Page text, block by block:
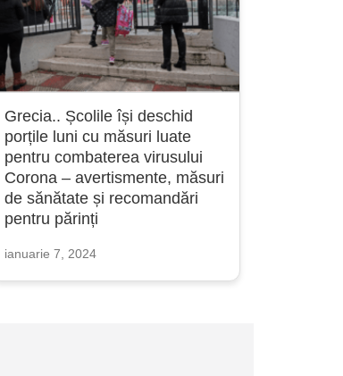
Grecia.. Școlile își deschid
porțile luni cu măsuri luate
pentru combaterea virusului
Corona – avertismente, măsuri
de sănătate și recomandări
pentru părinți
ianuarie 7, 2024